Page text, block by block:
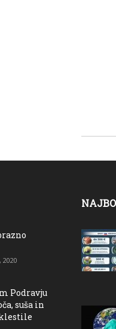
2020
Podravju
suša in